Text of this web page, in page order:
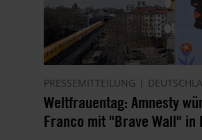
PRESSEMITTEILUNG
Weltfrauentag: Amnesty
Franco mit "Brave Wall" in